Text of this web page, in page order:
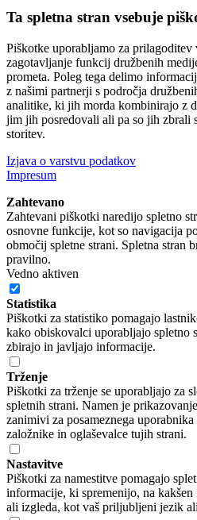
Ta spletna stran vsebuje
Piškotke uporabljamo za prilagoditev
zagotavljanje funkcij družbenih
prometa. Poleg tega delimo
z našimi partnerji s področja
analitike, ki jih morda kombinirajo z
jim jih posredovali ali pa so jih zbrali
storitev.
Izjava o varstvu podatkov
Impresum
Zahtevano
Zahtevani piškotki naredijo spletno
osnovne funkcije, kot so navigacija
območij spletne strani. Spletna stran
pravilno.
Vedno aktiven
Statistika
Piškotki za statistiko pomagajo
kako obiskovalci uporabljajo spletno
zbirajo in javljajo informacije.
Trženje
Piškotki za trženje se uporabljajo za
spletnih strani. Namen je
zanimivi za posameznega
založnike in oglaševalce tujih strani.
Nastavitve
Piškotki za namestitve pomagajo
informacije, ki spremenijo, na kakšen
ali izgleda, kot vaš priljubljeni jezik